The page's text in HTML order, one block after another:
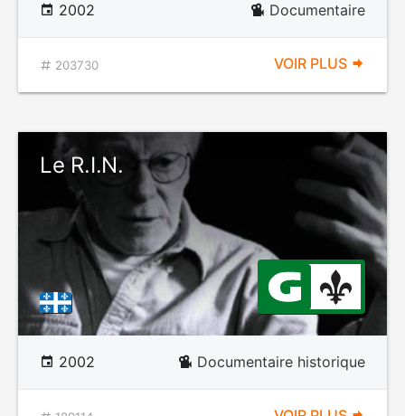
2002 Documentaire
203730 VOIR PLUS
Le R.I.N.
2002 Documentaire historique